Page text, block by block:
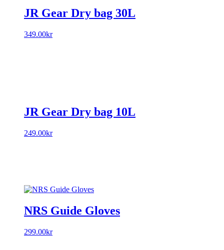
JR Gear Dry bag 30L
349.00kr
JR Gear Dry bag 10L
249.00kr
NRS Guide Gloves
299.00kr